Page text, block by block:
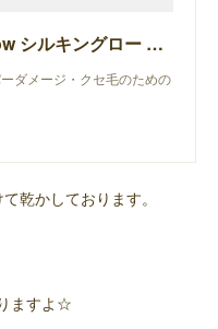
ローランド O-WAY silk'n glow シルキングロー セラム
ダメージ・クセ毛のための
乾かしております。
ますよ☆